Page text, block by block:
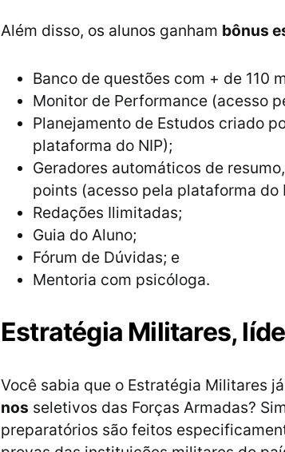
Além disso, os alunos ganham bônus
Banco de questões com + de 110
Monitor de Performance (acesso
Planejamento de Estudos criado
plataforma do NIP);
Geradores automáticos de
points (acesso pela plataforma do
Redações Ilimitadas;
Guia do Aluno;
Fórum de Dúvidas; e
Mentoria com psicóloga.
Estratégia Militares,
Você sabia que o Estratégia Militares
nos seletivos das Forças Armadas?
preparatórios são feitos